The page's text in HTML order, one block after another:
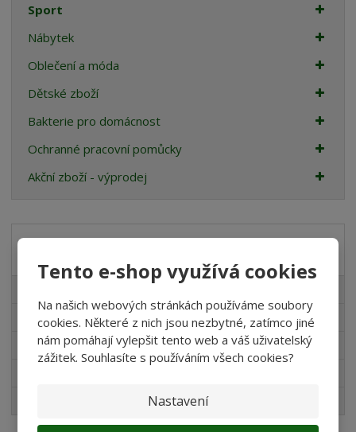
Tento e-shop využívá cookies
Na našich webových stránkách používáme soubory
cookies. Některé z nich jsou nezbytné, zatímco jiné
nám pomáhají vylepšit tento web a váš uživatelský
zážitek. Souhlasíte s používáním všech cookies?
Nastavení
Sport
Nábytek
Oblečení a móda
Dětské zboží
Bakterie pro domácnost
Ochranné pracovní pomůcky
Akční zboží - výprodej
Novinky v sortimentu
Produkty pro akvaristy